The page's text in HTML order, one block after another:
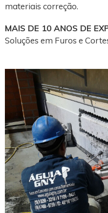
materiais correção.
MAIS DE 10 ANOS DE
Soluções em Furos e